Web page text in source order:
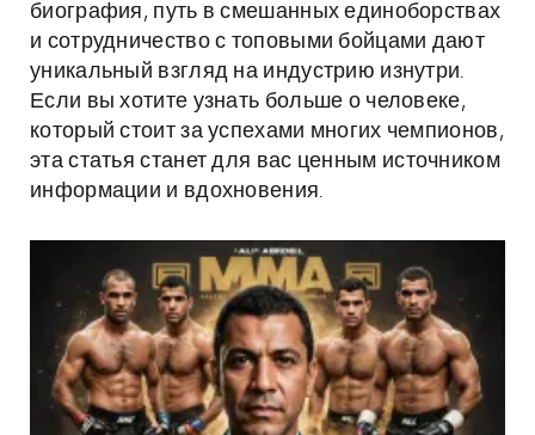
биография, путь в смешанных единоборствах
и сотрудничество с топовыми бойцами дают
уникальный взгляд на индустрию изнутри.
Если вы хотите узнать больше о человеке,
который стоит за успехами многих чемпионов,
эта статья станет для вас ценным источником
информации и вдохновения.